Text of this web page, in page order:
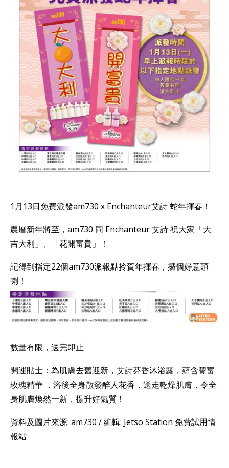
1月13日免費派發am730 x Enchanteur艾詩 蛇年揮春！
農曆新年將至，am730 同 Enchanteur 艾詩 祝大家「大
吉大利」、「花開富貴」！
記得到指定22個am730派報點拎賀年揮春，攞個好意頭
喇！
數量有限，送完即止
開運貼士：為肌膚去舊迎新，艾詩芬香沐浴露，蘊含豐富
玫瑰精華 ，浴後全身散發醉人花香，送走乾燥肌膚，令全
身肌膚煥然一新，提升好氣質！
資料及圖片來源: am730 / 編輯: Jetso Station 免費試用情
報站